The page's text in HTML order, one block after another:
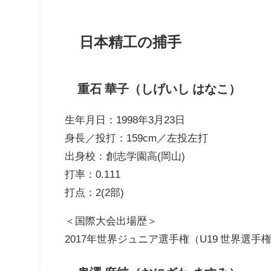
日本精工の捕手
重石 華子（しげいし はなこ）
生年月日：1998年3月23日
身長／投打：159cm／左投左打
出身校：創志学園高(岡山)
打率：0.111
打点：2(2部)
＜国際大会出場歴＞
2017年世界ジュニア選手権（U19 世界選手